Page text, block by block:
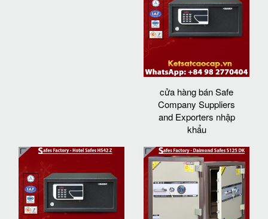
cửa hàng bán Safe
Company Suppliers
and Exporters nhập
khẩu